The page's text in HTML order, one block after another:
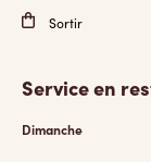
Sortir
Service en
Dimanche